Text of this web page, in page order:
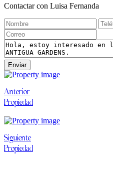
Contactar con Luisa Fernanda
Enviar
Anterior
Propiedad
Siguiente
Propiedad